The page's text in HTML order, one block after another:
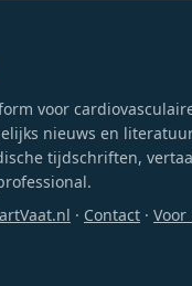
voor
nieuws en
tijdschriften,
· Contact · Voor